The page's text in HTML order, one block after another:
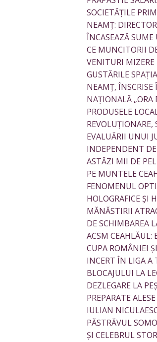
SOCIETĂȚILE
NEAMȚ:
ÎNCASEAZĂ
CE MUNCITORII
VENITURI MIZERE
GUSTĂRILE
NEAMȚ,
NAȚIONALĂ „ORA
PRODUSELE
REVOLUȚIONARE,
EVALUĂRII UNUI
INDEPENDENT
ASTĂZI MII DE
PE MUNTELE
FENOMENUL
HOLOGRAFICE ȘI
MĂNĂSTIRII
DE SCHIMBAREA
ACSM CEAHLĂUL:
CUPA ROMÂNIEI
INCERT ÎN LIGA A
BLOCAJULUI LA
DEZLEGARE LA
PREPARATE
IULIAN
PĂSTRĂVUL
ȘI CELEBRUL